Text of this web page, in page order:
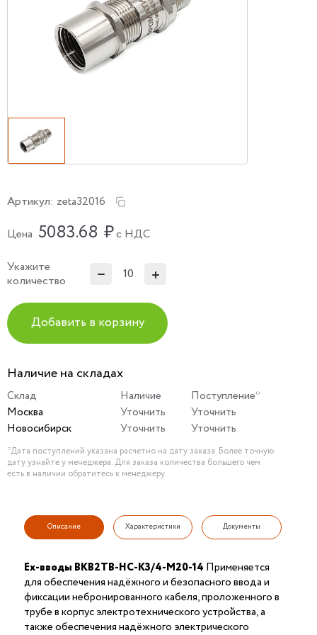
Артикул: zeta32016
Цена 5083.68 ₽с НДС
Укажите
количество
Добавить в корзину
Наличие на складах
Склад Наличие
Поступление*
Москва
Уточнить
Уточнить
Новосибирск
Уточнить Уточнить
*Дата поступлений указана расчетно на дату заказа. Более точную
дату узнайте у менеджера. Для заказа количества большего чем
есть в наличии обратитесь к менеджеру.
Описание Характеристики Документы
Ex-вводы ВКВ2ТВ-НС-К3/4-М20-14 Применяется
для обеспечения надёжного и безопасного ввода и
фиксации небронированного кабеля, проложенного в
трубе в корпус электротехнического устройства, а
также обеспечения надёжного электрического